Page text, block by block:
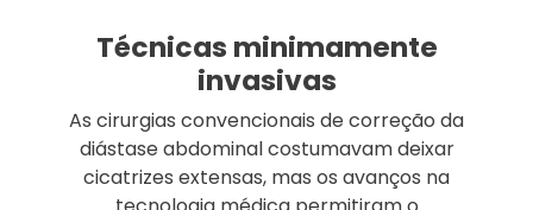
Técnicas minimamente
invasivas
As cirurgias convencionais de correção da
diástase abdominal costumavam deixar
cicatrizes extensas, mas os avanços na